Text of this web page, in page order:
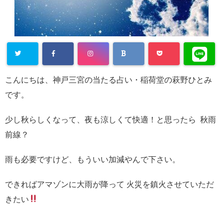
こんにちは、神戸三宮の当たる占い・稲荷堂の萩野ひとみ
です。
少し秋らしくなって、夜も涼しくて快適！と思ったら 秋雨
前線？
雨も必要ですけど、もういい加減やんで下さい。
できればアマゾンに大雨が降って 火災を鎮火させていただ
きたい